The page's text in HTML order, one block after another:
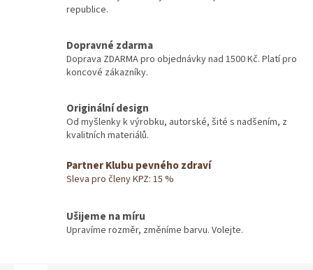
republice.
Dopravné zdarma
Doprava ZDARMA pro objednávky nad 1500 Kč. Platí pro
koncové zákazníky.
Originální design
Od myšlenky k výrobku, autorské, šité s nadšením, z
kvalitních materiálů.
Partner Klubu pevného zdraví
Sleva pro členy KPZ: 15 %
Ušijeme na míru
Upravíme rozměr, změníme barvu. Volejte.